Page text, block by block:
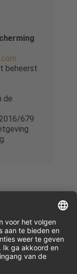
beheerst
de
679